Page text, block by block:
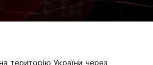
територію України через